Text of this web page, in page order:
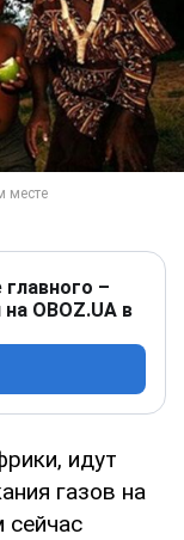
–
OBOZ.UA в
идут
газов на
сейчас